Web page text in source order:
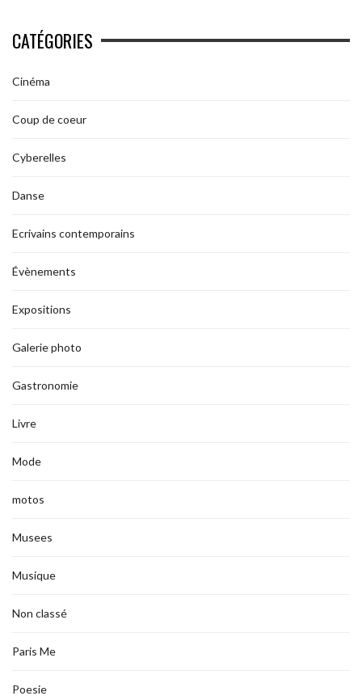
CATÉGORIES
Cinéma
Coup de coeur
Cyberelles
Danse
Ecrivains contemporains
Évènements
Expositions
Galerie photo
Gastronomie
Livre
Mode
motos
Musees
Musique
Non classé
Paris Me
Poesie